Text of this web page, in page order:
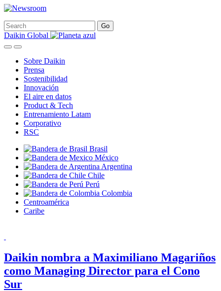
Daikin Global
Sobre Daikin
Prensa
Sostenibilidad
Innovación
El aire en datos
Product & Tech
Entrenamiento Latam
Corporativo
RSC
Brasil
México
Argentina
Chile
Perú
Colombia
Centroamérica
Caribe
Daikin nombra a Maximiliano Magariños
como Managing Director para el Cono
Sur